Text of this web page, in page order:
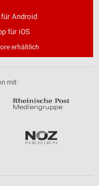
Android
für iOS
erhältlich
mit: